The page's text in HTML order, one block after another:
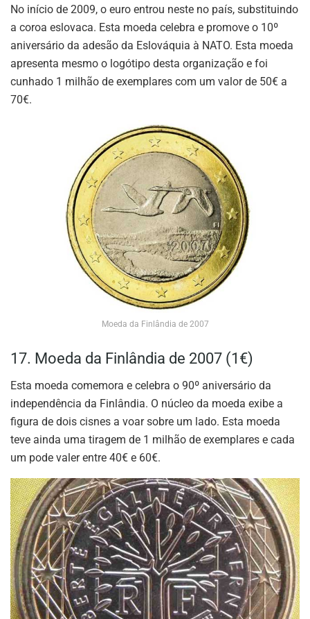
No início de 2009, o euro entrou neste no país, substituindo
a coroa eslovaca. Esta moeda celebra e promove o 10º
aniversário da adesão da Eslováquia à NATO. Esta moeda
apresenta mesmo o logótipo desta organização e foi
cunhado 1 milhão de exemplares com um valor de 50€ a
70€.
Moeda da Finlândia de 2007
17. Moeda da Finlândia de 2007 (1€)
Esta moeda comemora e celebra o 90º aniversário da
independência da Finlândia. O núcleo da moeda exibe a
figura de dois cisnes a voar sobre um lado. Esta moeda
teve ainda uma tiragem de 1 milhão de exemplares e cada
um pode valer entre 40€ e 60€.